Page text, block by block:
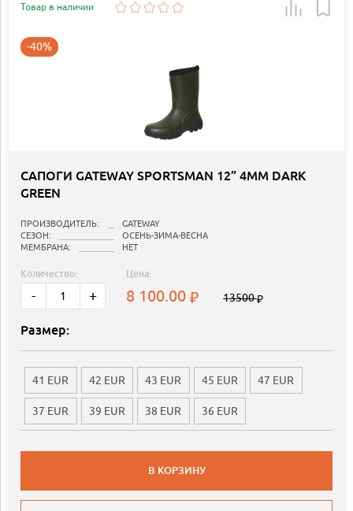
Товар в наличии
-40%
САПОГИ GATEWAY SPORTSMAN 12” 4MM DARK
GREEN
ПРОИЗВОДИТЕЛЬ:
GATEWAY
СЕЗОН:
ОСЕНЬ-ЗИМА-ВЕСНА
МЕМБРАНА:
НЕТ
Количество:
- +
Цена:
8 100.00 13500
Размер:
41 EUR 42 EUR 43 EUR 45 EUR 47 EUR
37 EUR 39 EUR 38 EUR 36 EUR
В КОРЗИНУ